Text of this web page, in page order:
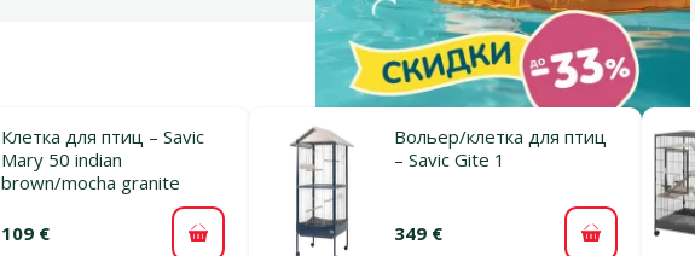
Клетка для птиц – Savic
Mary 50 indian
brown/mocha granite
109 € В корзину
Вольер/клетка для птиц
– Savic Gite 1
349 € В корзину